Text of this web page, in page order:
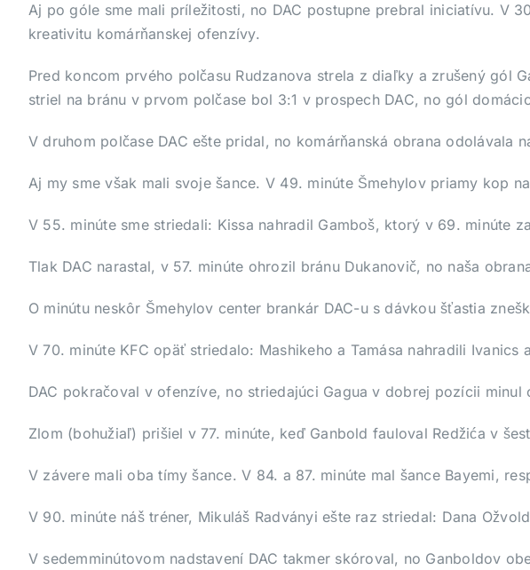
Aj po góle sme mali príležitosti, no DAC postupne prebral iniciatívu. V
kreativitu komárňanskej ofenzívy.
Pred koncom prvého polčasu Rudzanova strela z diaľky a zrušený gól
striel na bránu v prvom polčase bol 3:1 v prospech DAC, no gól
V druhom polčase DAC ešte pridal, no komárňanská obrana odolávala
Aj my sme však mali svoje šance. V 49. minúte Šmehylov priamy kop
V 55. minúte sme striedali: Kissa nahradil Gamboš, ktorý v 69. minúte
Tlak DAC narastal, v 57. minúte ohrozil bránu Dukanovič, no naša
O minútu neskôr Šmehylov center brankár DAC-u s dávkou šťastia
V 70. minúte KFC opäť striedalo: Mashikeho a Tamása nahradili Ivanics
DAC pokračoval v ofenzíve, no striedajúci Gagua v dobrej pozícii
Zlom (bohužiaľ) prišiel v 77. minúte, keď Ganbold fauloval Redžića v
V závere mali oba tímy šance. V 84. a 87. minúte mal šance Bayemi,
V 90. minúte náš tréner, Mikuláš Radványi ešte raz striedal: Dana
V sedemminútovom nadstavení DAC takmer skóroval, no Ganboldov